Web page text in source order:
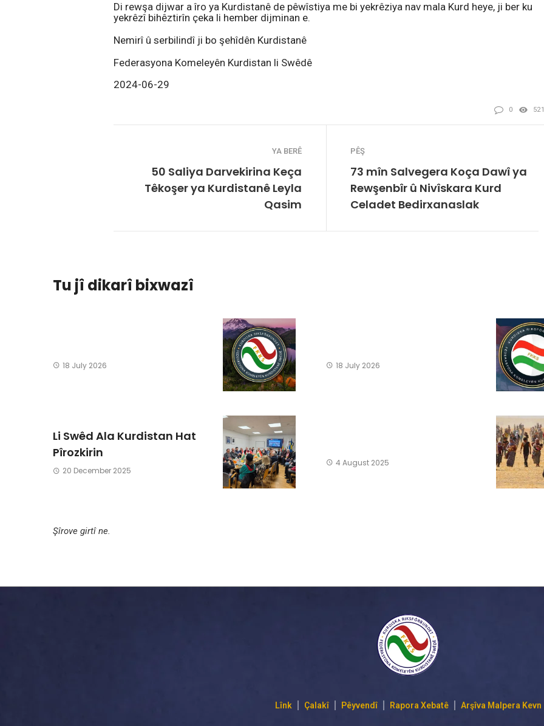
Di rewşa dijwar a îro ya Kurdistanê de pêwîstiya me bi yekrêziya nav mala Kurd heye, ji ber ku
yekrêzî bihêztirîn çeka li hember dijminan e.
Nemirî û serbilindî ji bo şehîdên Kurdistanê
Federasyona Komeleyên Kurdistan li Swêdê
2024-06-29
0 521
YA BERÊ
50 Saliya Darvekirina Keça
Têkoşer ya Kurdistanê Leyla
Qasim
PÊŞ
73 mîn Salvegera Koça Dawî ya
Rewşenbîr û Nivîskara Kurd
Celadet Bedirxanaslak
Tu jî dikarî bixwazî
18 July 2026 18 July 2026
Li Swêd Ala Kurdistan Hat
Pîrozkirin
20 December 2025
4 August 2025
Şîrove girtî ne.
Lînk Çalakî Pêyvendî Rapora Xebatê Arşîva Malpera Kevn